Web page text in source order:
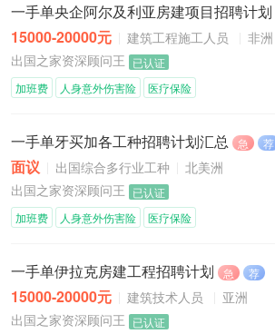
一手单央企阿尔及利亚房建项目招聘计划
15000-20000元 建筑工程施工人员
非洲
出国之家资深顾问王 已认证
加班费 人身意外伤害险 医疗保险
一手单牙买加各工种招聘计划汇总 急 荐
面议 出国综合多行业工种
北美洲
出国之家资深顾问王 已认证
加班费 人身意外伤害险 医疗保险
一手单伊拉克房建工程招聘计划 急 荐
15000-20000元 建筑技术人员
亚洲
出国之家资深顾问王 已认证